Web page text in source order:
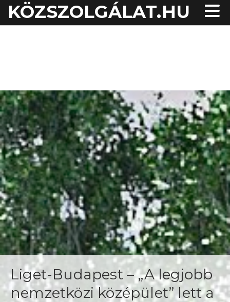
KÖZSZOLGÁLAT.HU
Liget-Budapest – „A legjobb
nemzetközi középület” lett a